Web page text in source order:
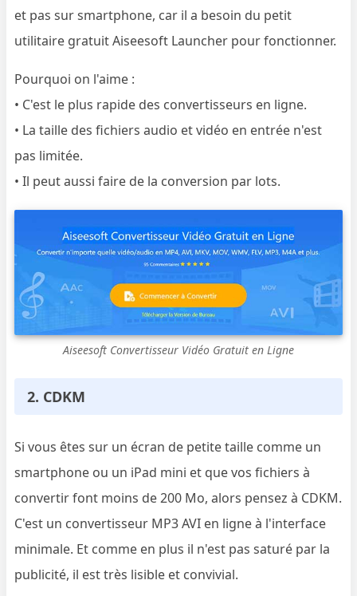
et pas sur smartphone, car il a besoin du petit
utilitaire gratuit Aiseesoft Launcher pour fonctionner.
Pourquoi on l'aime :
• C'est le plus rapide des convertisseurs en ligne.
• La taille des fichiers audio et vidéo en entrée n'est
pas limitée.
• Il peut aussi faire de la conversion par lots.
Aiseesoft Convertisseur Vidéo Gratuit en Ligne
2. CDKM
Si vous êtes sur un écran de petite taille comme un
smartphone ou un iPad mini et que vos fichiers à
convertir font moins de 200 Mo, alors pensez à CDKM.
C'est un convertisseur MP3 AVI en ligne à l'interface
minimale. Et comme en plus il n'est pas saturé par la
publicité, il est très lisible et convivial.